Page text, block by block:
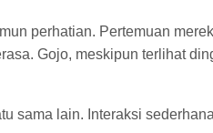
perhatian. Pertemuan
Gojo, meskipun terlihat
sama lain. Interaksi